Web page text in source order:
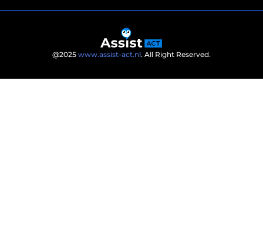
@2025 www.assist-act.nl. All Right Reserved.